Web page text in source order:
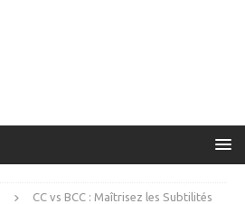
CC vs BCC : Maîtrisez les Subtilités